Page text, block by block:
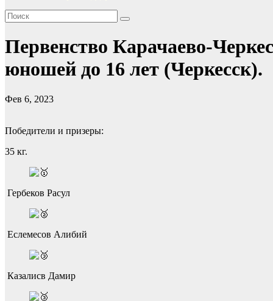
Первенство Карачаево-
юношей до 16 лет (Черкесск).
Фев 6, 2023
Победители и призеры:
35 кг.
Гербеков Расул
Еслемесов Алибий
Казалисв Дамир